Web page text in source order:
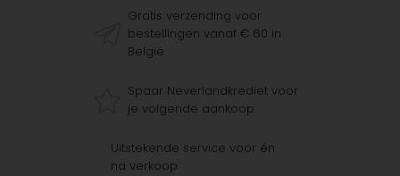
Gratis verzending voor
bestellingen vanaf € 60 in
België
Spaar Neverlandkrediet voor
je volgende aankoop
Uitstekende service voor én
na verkoop